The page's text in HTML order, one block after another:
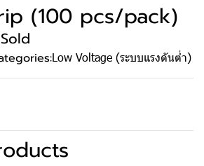
(100 pcs/pack)
Low Voltage (ระบบแรงดันต่ำ)